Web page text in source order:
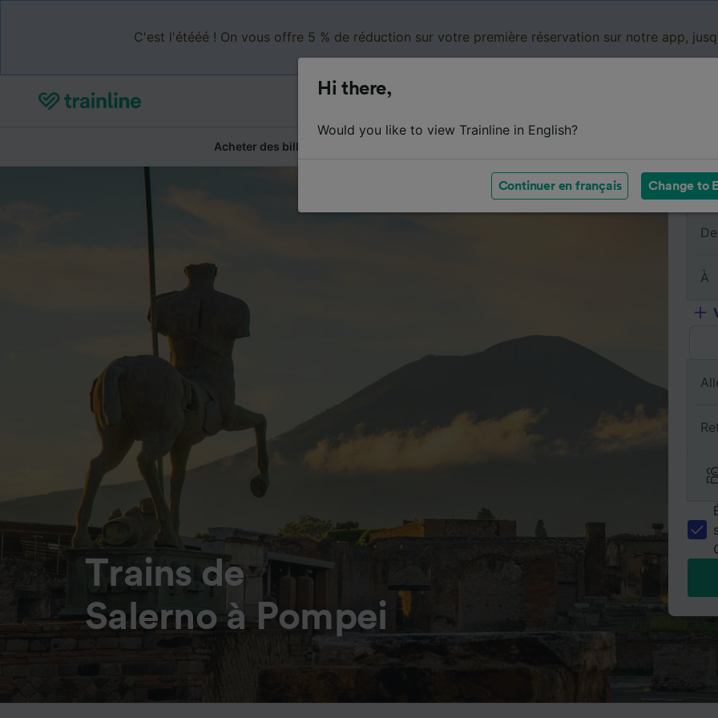
C'est l'étééé ! On vous offre 5 % de réduction sur votre première réservation sur notre app,
Acheter des billets
Trains de
Salerno à Pompei
De
À
Hi there,
Would you like to view Trainline in English?
Continuer en français Change to